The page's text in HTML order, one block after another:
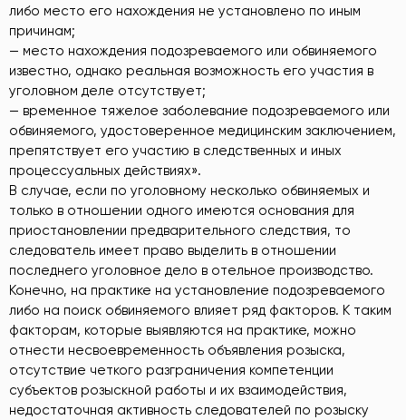
либо место его нахождения не установлено по иным
причинам;
— место нахождения подозреваемого или обвиняемого
известно, однако реальная возможность его участия в
уголовном деле отсутствует;
— временное тяжелое заболевание подозреваемого или
обвиняемого, удостоверенное медицинским заключением,
препятствует его участию в следственных и иных
процессуальных действиях».
В случае, если по уголовному несколько обвиняемых и
только в отношении одного имеются основания для
приостановлении предварительного следствия, то
следователь имеет право выделить в отношении
последнего уголовное дело в отельное производство.
Конечно, на практике на установление подозреваемого
либо на поиск обвиняемого влияет ряд факторов. К таким
факторам, которые выявляются на практике, можно
отнести несвоевременность объявления розыска,
отсутствие четкого разграничения компетенции
субъектов розыскной работы и их взаимодействия,
недостаточная активность следователей по розыску